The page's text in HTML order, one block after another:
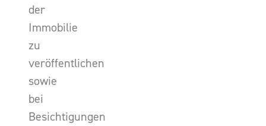
der
Immobilie
zu
veröffentlichen
sowie
bei
Besichtigungen